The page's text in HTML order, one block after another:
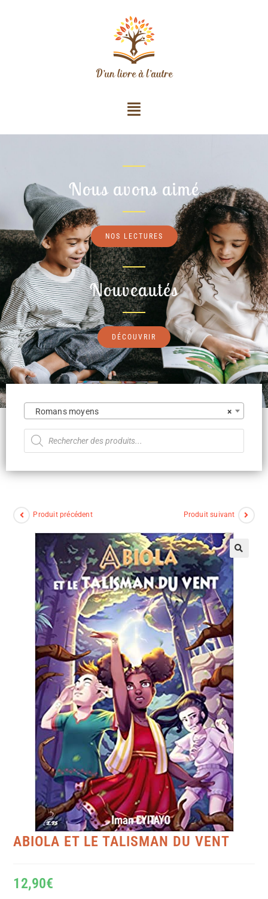
Nous avons aimé
NOS LECTURES
Nouveautés
DÉCOUVRIR
×
Romans moyens
Produit précédent Produit suivant
ABIOLA ET LE TALISMAN DU VENT
12,90€